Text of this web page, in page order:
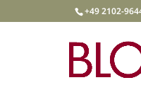
+49 2102-